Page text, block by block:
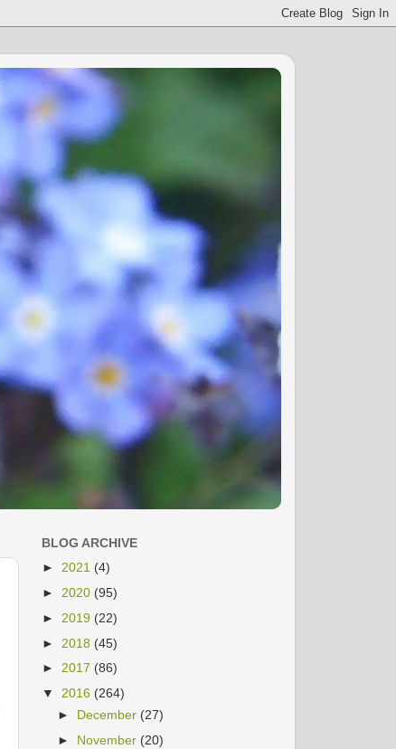
BLOG ARCHIVE
► 2021 (4)
► 2020 (95)
► 2019 (22)
► 2018 (45)
► 2017 (86)
▼ 2016 (264)
► December (27)
► November (20)